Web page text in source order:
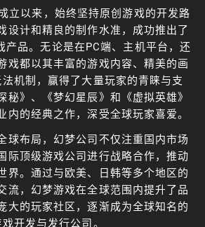
立以来，始终坚持原创游戏的开发路
设计和精良的制作水准，成功推出了
产品。无论是在PC端、主机平台，还
戏都以其丰富的游戏内容、精美的画
机制，赢得了大量玩家的青睐与支
秘》、《梦幻星辰》和《虚拟英雄》
内的经典之作，深受全球玩家喜爱。
球布局，幻梦公司不仅注重国内市场
际顶级游戏公司进行战略合作，推动
界。通过与欧美、日韩等多个地区的
流，幻梦游戏在全球范围内提升了品
大的玩家社区，逐渐成为全球知名的
开发与发行公司。